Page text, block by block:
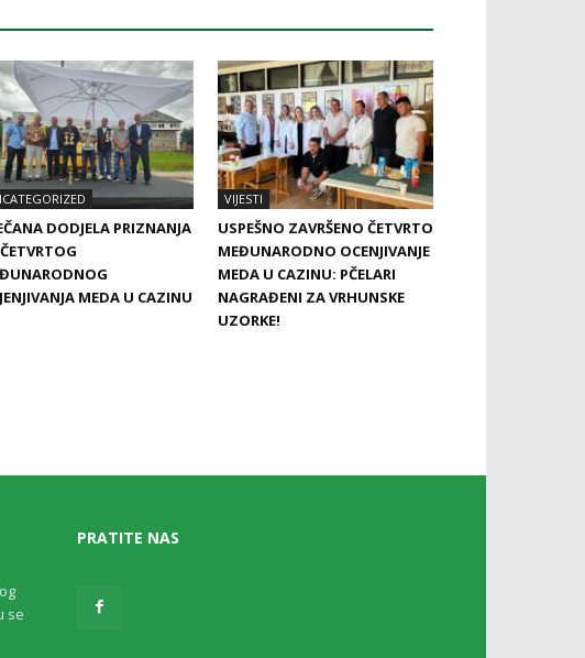
DODJELA PRIZNANJA
MEDA U CAZINU
VIJESTI
USPEŠNO ZAVRŠENO ČETVRTO
MEĐUNARODNO OCENJIVANJE
MEDA U CAZINU: PČELARI
NAGRAĐENI ZA VRHUNSKE
UZORKE!
se
PRATITE NAS